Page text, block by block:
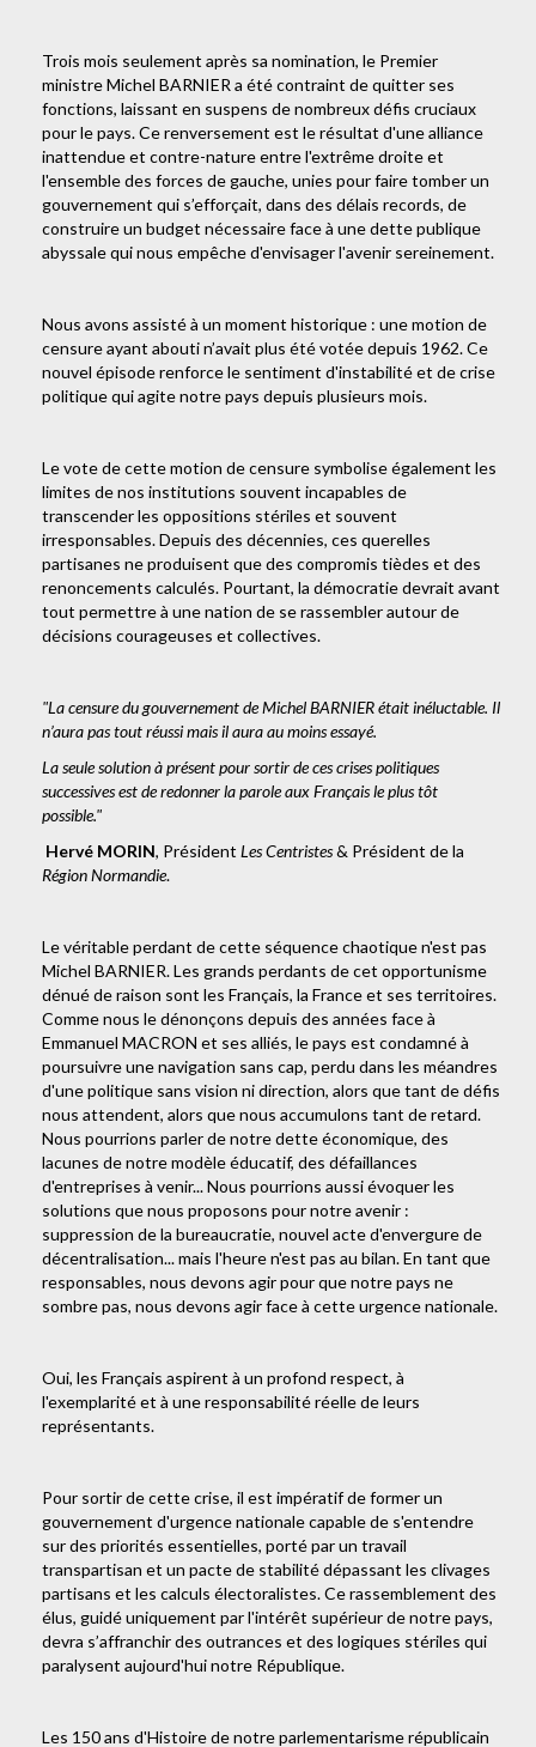
Trois mois seulement après sa nomination, le Premier
ministre Michel BARNIER a été contraint de quitter ses
fonctions, laissant en suspens de nombreux défis cruciaux
pour le pays. Ce renversement est le résultat d'une alliance
inattendue et contre-nature entre l'extrême droite et
l'ensemble des forces de gauche, unies pour faire tomber un
gouvernement qui s’efforçait, dans des délais records, de
construire un budget nécessaire face à une dette publique
abyssale qui nous empêche d'envisager l'avenir sereinement.
Nous avons assisté à un moment historique : une motion de
censure ayant abouti n’avait plus été votée depuis 1962. Ce
nouvel épisode renforce le sentiment d'instabilité et de crise
politique qui agite notre pays depuis plusieurs mois.
Le vote de cette motion de censure symbolise également les
limites de nos institutions souvent incapables de
transcender les oppositions stériles et souvent
irresponsables. Depuis des décennies, ces querelles
partisanes ne produisent que des compromis tièdes et des
renoncements calculés. Pourtant, la démocratie devrait avant
tout permettre à une nation de se rassembler autour de
décisions courageuses et collectives.
"La censure du gouvernement de Michel BARNIER était inéluctable. Il
n’aura pas tout réussi mais il aura au moins essayé.
La seule solution à présent pour sortir de ces crises politiques
successives est de redonner la parole aux Français le plus tôt
possible."
Hervé MORIN, Président Les Centristes& Président de la
Région Normandie.
Le véritable perdant de cette séquence chaotique n'est pas
Michel BARNIER. Les grands perdants de cet opportunisme
dénué de raison sont les Français, la France et ses territoires.
Comme nous le dénonçons depuis des années face à
Emmanuel MACRON et ses alliés, le pays est condamné à
poursuivre une navigation sans cap, perdu dans les méandres
d'une politique sans vision ni direction, alors que tant de défis
nous attendent, alors que nous accumulons tant de retard.
Nous pourrions parler de notre dette économique, des
lacunes de notre modèle éducatif, des défaillances
d'entreprises à venir... Nous pourrions aussi évoquer les
solutions que nous proposons pour notre avenir :
suppression de la bureaucratie, nouvel acte d'envergure de
décentralisation... mais l'heure n'est pas au bilan. En tant que
responsables, nous devons agir pour que notre pays ne
sombre pas, nous devons agir face à cette urgence nationale.
Oui, les Français aspirent à un profond respect, à
l'exemplarité et à une responsabilité réelle de leurs
représentants.
Pour sortir de cette crise, il est impératif de former un
gouvernement d'urgence nationale capable de s'entendre
sur des priorités essentielles, porté par un travail
transpartisan et un pacte de stabilité dépassant les clivages
partisans et les calculs électoralistes. Ce rassemblement des
élus, guidé uniquement par l'intérêt supérieur de notre pays,
devra s’affranchir des outrances et des logiques stériles qui
paralysent aujourd'hui notre République.
Les 150 ans d'Histoire de notre parlementarisme républicain